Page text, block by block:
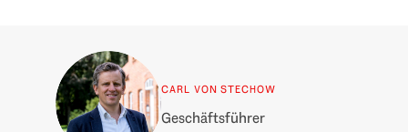
CARL VON STECHOW
Geschäftsführer